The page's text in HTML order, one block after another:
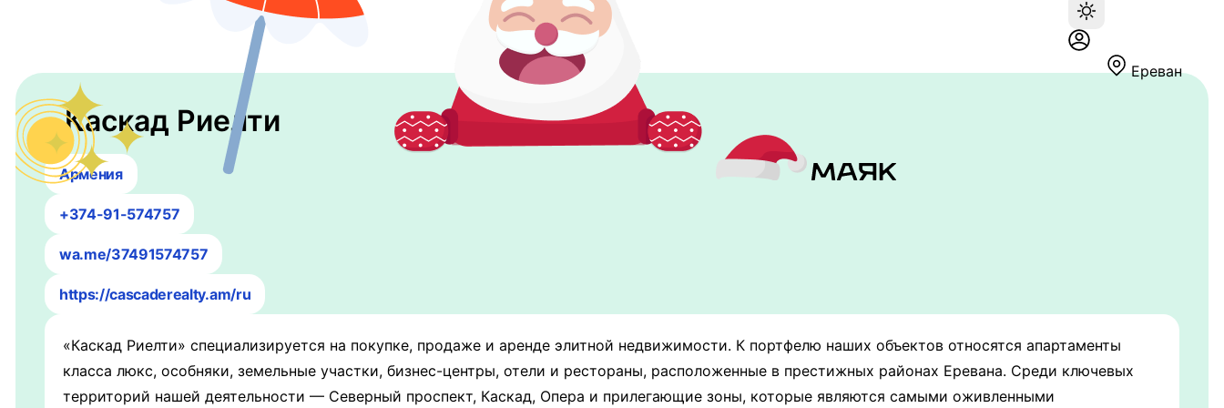
Ереван
Каскад Риелти
Армения
+374-91-574757
wa.me/37491574757
https://cascaderealty.am/ru
«Каскад Риелти» специализируется на покупке, продаже и аренде элитной недвижимости. К портфелю наших объектов относятся апартаменты
класса люкс, особняки, земельные участки, бизнес-центры, отели и рестораны, расположенные в престижных районах Еревана. Среди ключевых
территорий нашей деятельности — Северный проспект, Каскад, Опера и прилегающие зоны, которые являются самыми оживленными